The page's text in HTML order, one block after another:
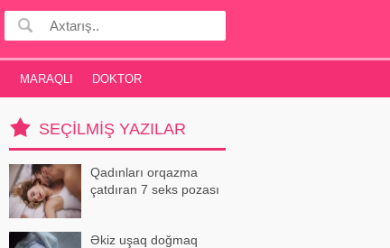
MARAQLI DOKTOR
SEÇILMIŞ YAZILAR
Qadınları orqazma
çatdıran 7 seks pozası
Əkiz uşaq doğmaq